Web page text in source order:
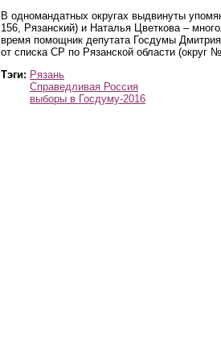
В одномандатных округах выдвинуты
156, Рязанский) и Наталья Цветкова –
время помощник депутата Госдумы Дмитрия
от списка СР по Рязанской области (округ
Тэги: Рязань
Справедливая Россия
выборы в Госдуму-2016